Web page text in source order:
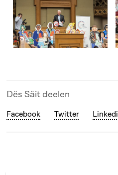
Open image in gallery
Dës Säit deelen
Facebook Twitter